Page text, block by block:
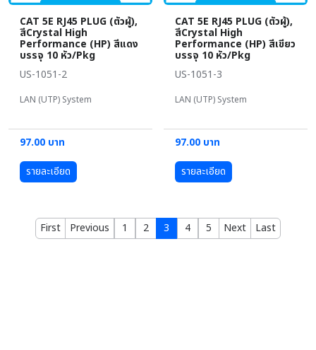
CAT 5E RJ45 PLUG (ตัวผู้),
สีCrystal High
Performance (HP) สีแดง
บรรจุ 10 หัว/Pkg
US-1051-2
LAN (UTP) System
97.00 บาท
รายละเอียด
CAT 5E RJ45 PLUG (ตัวผู้),
สีCrystal High
Performance (HP) สีเขียว
บรรจุ 10 หัว/Pkg
US-1051-3
LAN (UTP) System
97.00 บาท
รายละเอียด
First Previous 1 2 3 4 5 Next Last